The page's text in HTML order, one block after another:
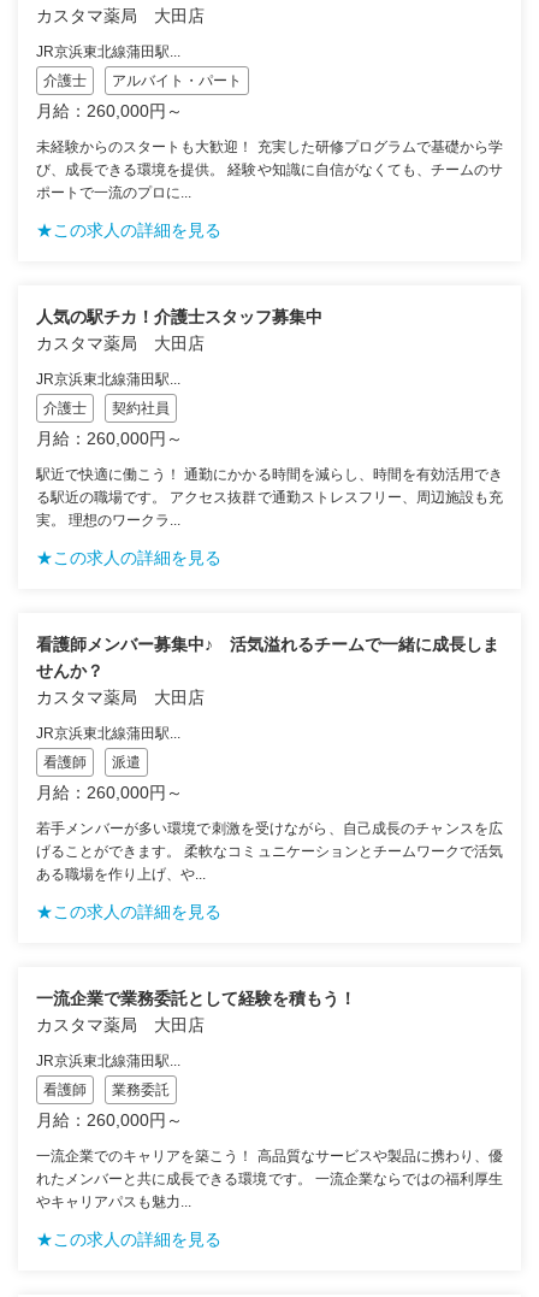
カスタマ薬局 大田店
JR京浜東北線蒲田駅...
介護士
アルバイト・パート
月給：260,000円～
未経験からのスタートも大歓迎！ 充実した研修プログラムで基礎から学
び、成長できる環境を提供。 経験や知識に自信がなくても、チームのサ
ポートで一流のプロに...
★この求人の詳細を見る
人気の駅チカ！介護士スタッフ募集中
カスタマ薬局 大田店
JR京浜東北線蒲田駅...
介護士
契約社員
月給：260,000円～
駅近で快適に働こう！ 通勤にかかる時間を減らし、時間を有効活用でき
る駅近の職場です。 アクセス抜群で通勤ストレスフリー、周辺施設も充
実。 理想のワークラ...
★この求人の詳細を見る
看護師メンバー募集中♪ 活気溢れるチームで一緒に成長しま
せんか？
カスタマ薬局 大田店
JR京浜東北線蒲田駅...
看護師
派遣
月給：260,000円～
若手メンバーが多い環境で刺激を受けながら、自己成長のチャンスを広
げることができます。 柔軟なコミュニケーションとチームワークで活気
ある職場を作り上げ、や...
★この求人の詳細を見る
一流企業で業務委託として経験を積もう！
カスタマ薬局 大田店
JR京浜東北線蒲田駅...
看護師
業務委託
月給：260,000円～
一流企業でのキャリアを築こう！ 高品質なサービスや製品に携わり、優
れたメンバーと共に成長できる環境です。 一流企業ならではの福利厚生
やキャリアパスも魅力...
★この求人の詳細を見る